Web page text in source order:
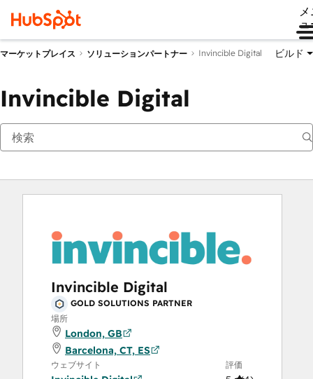
ュ
マーケットプレイス ソリューションパートナー Invincible Digital ビルド
Invincible Digital
Invincible Digital
GOLD SOLUTIONS PARTNER
場所
London, GB
Barcelona, CT, ES
ウェブサイト 評価